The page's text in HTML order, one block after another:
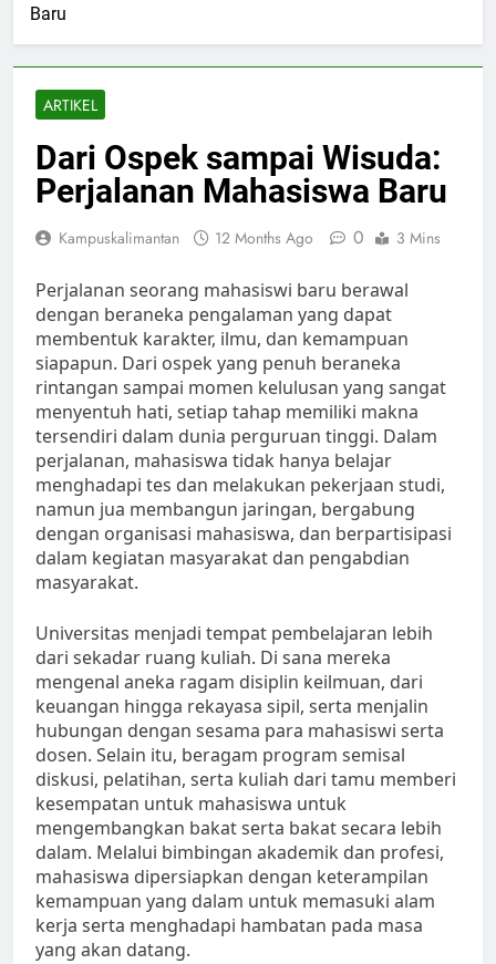
Baru
ARTIKEL
Dari Ospek sampai Wisuda:
Perjalanan Mahasiswa Baru
Kampuskalimantan 12 Months Ago 0 3 Mins
Perjalanan seorang mahasiswi baru berawal
dengan beraneka pengalaman yang dapat
membentuk karakter, ilmu, dan kemampuan
siapapun. Dari ospek yang penuh beraneka
rintangan sampai momen kelulusan yang sangat
menyentuh hati, setiap tahap memiliki makna
tersendiri dalam dunia perguruan tinggi. Dalam
perjalanan, mahasiswa tidak hanya belajar
menghadapi tes dan melakukan pekerjaan studi,
namun jua membangun jaringan, bergabung
dengan organisasi mahasiswa, dan berpartisipasi
dalam kegiatan masyarakat dan pengabdian
masyarakat.
Universitas menjadi tempat pembelajaran lebih
dari sekadar ruang kuliah. Di sana mereka
mengenal aneka ragam disiplin keilmuan, dari
keuangan hingga rekayasa sipil, serta menjalin
hubungan dengan sesama para mahasiswi serta
dosen. Selain itu, beragam program semisal
diskusi, pelatihan, serta kuliah dari tamu memberi
kesempatan untuk mahasiswa untuk
mengembangkan bakat serta bakat secara lebih
dalam. Melalui bimbingan akademik dan profesi,
mahasiswa dipersiapkan dengan keterampilan
kemampuan yang dalam untuk memasuki alam
kerja serta menghadapi hambatan pada masa
yang akan datang.